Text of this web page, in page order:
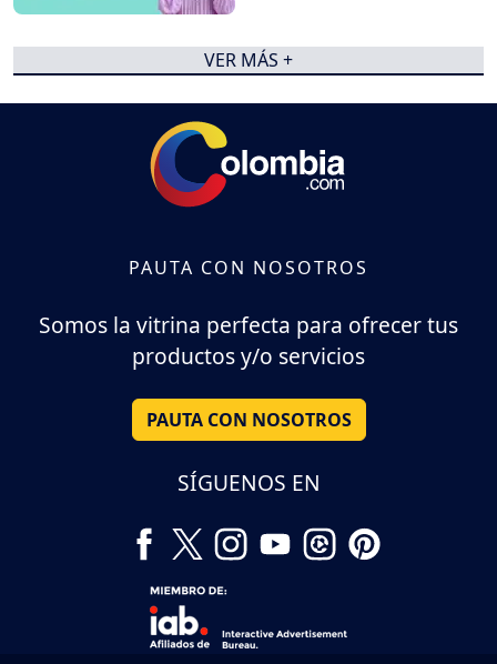
VER MÁS +
PAUTA CON NOSOTROS
Somos la vitrina perfecta para ofrecer tus
productos y/o servicios
PAUTA CON NOSOTROS
SÍGUENOS EN